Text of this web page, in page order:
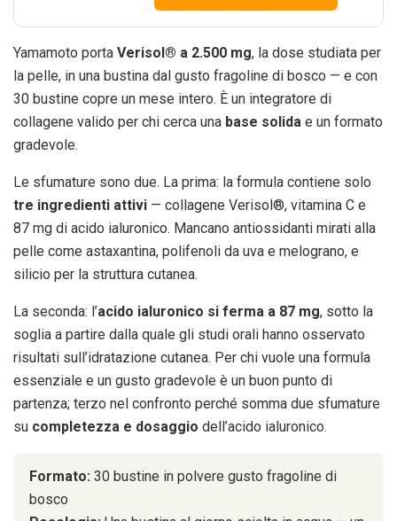
Yamamoto porta Verisol® a 2.500 mg, la dose studiata per
la pelle, in una bustina dal gusto fragoline di bosco — e con
30 bustine copre un mese intero. È un integratore di
collagene valido per chi cerca una base solida e un formato
gradevole.
Le sfumature sono due. La prima: la formula contiene solo
tre ingredienti attivi — collagene Verisol®, vitamina C e
87 mg di acido ialuronico. Mancano antiossidanti mirati alla
pelle come astaxantina, polifenoli da uva e melograno, e
silicio per la struttura cutanea.
La seconda: l’acido ialuronico si ferma a 87 mg, sotto la
soglia a partire dalla quale gli studi orali hanno osservato
risultati sull’idratazione cutanea. Per chi vuole una formula
essenziale e un gusto gradevole è un buon punto di
partenza; terzo nel confronto perché somma due sfumature
su completezza e dosaggio dell’acido ialuronico.
Formato: 30 bustine in polvere gusto fragoline di
bosco